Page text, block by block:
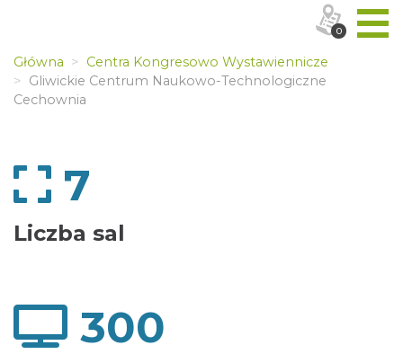
Główna
Centra Kongresowo Wystawiennicze
Gliwickie Centrum Naukowo-Technologiczne
Cechownia
7
Liczba sal
300
0